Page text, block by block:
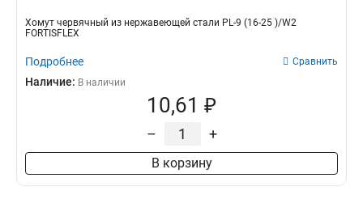
Хомут червячный из нержавеющей стали PL-9 (16-25 )/W2
FORTISFLEX
Подробнее Сравнить
Наличие: В наличии
10,61 ₽
– +
В корзину